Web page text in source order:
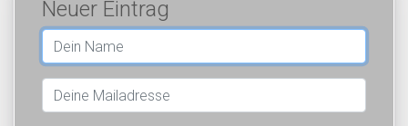
Neuer Eintrag